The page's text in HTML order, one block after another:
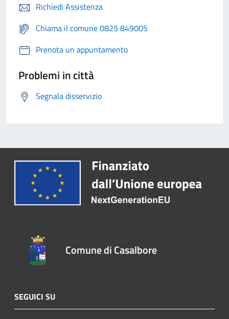
Richiedi Assistenza
Chiama il comune 0825 849005
Prenota un appuntamento
Problemi in città
Segnala disservizio
Comune di Casalbore
SEGUICI SU